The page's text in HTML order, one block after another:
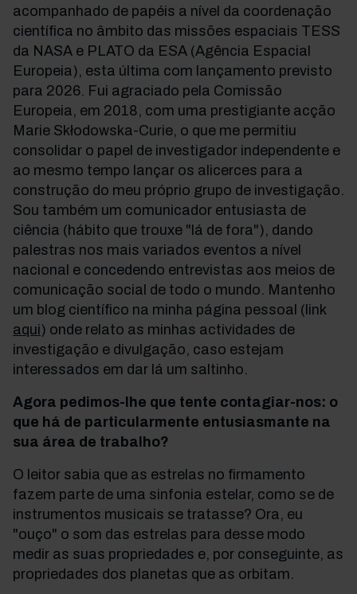
acompanhado de papéis a nível da coordenação
científica no âmbito das missões espaciais TESS
da NASA e PLATO da ESA (Agência Espacial
Europeia), esta última com lançamento previsto
para 2026. Fui agraciado pela Comissão
Europeia, em 2018, com uma prestigiante acção
Marie Skłodowska-Curie, o que me permitiu
consolidar o papel de investigador independente e
ao mesmo tempo lançar os alicerces para a
construção do meu próprio grupo de investigação.
Sou também um comunicador entusiasta de
ciência (hábito que trouxe "lá de fora"), dando
palestras nos mais variados eventos a nível
nacional e concedendo entrevistas aos meios de
comunicação social de todo o mundo. Mantenho
um blog científico na minha página pessoal (link
aqui) onde relato as minhas actividades de
investigação e divulgação, caso estejam
interessados em dar lá um saltinho.
Agora pedimos-lhe que tente contagiar-nos: o
que há de particularmente entusiasmante na
sua área de trabalho?
O leitor sabia que as estrelas no firmamento
fazem parte de uma sinfonia estelar, como se de
instrumentos musicais se tratasse? Ora, eu
"ouço" o som das estrelas para desse modo
medir as suas propriedades e, por conseguinte, as
propriedades dos planetas que as orbitam.